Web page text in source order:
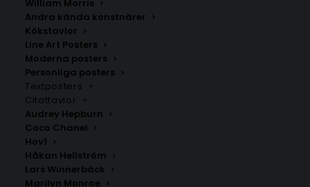
William Morris
Andra kända konstnärer
Kökstavlor
Line Art Posters
Moderna posters
Personliga posters
Textposters
Citattavlor
Audrey Hepburn
Coco Chanel
Hov1
Håkan Hellström
Lars Winnerbäck
Marilyn Monroe
Bjärtrå
Fr. 200.00kr